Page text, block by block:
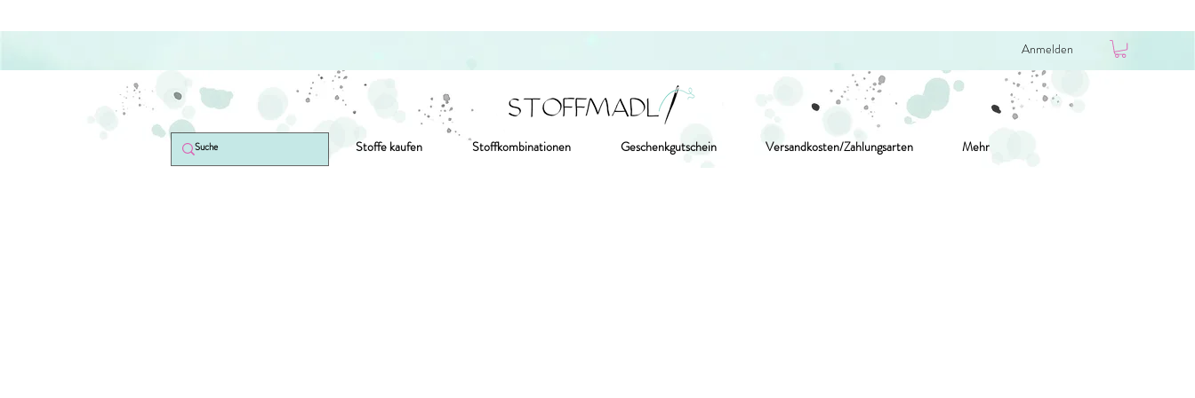
Anmelden
Stoffe kaufen Stoffkombinationen Geschenkgutschein Versandkosten/Zahlungsarten Mehr